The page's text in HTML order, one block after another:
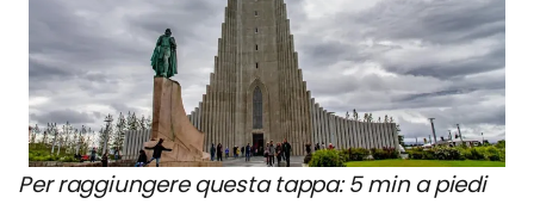
Per raggiungere questa tappa: 5 min a piedi